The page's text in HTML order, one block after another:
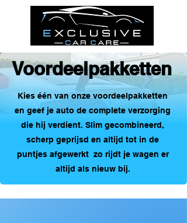
Voordeelpakketten
Kies één van onze voordeelpakketten
en geef je auto de complete verzorging
die hij verdient. Slim gecombineerd,
scherp geprijsd en altijd tot in de
puntjes afgewerkt zo rijdt je wagen er
altijd als nieuw bij.